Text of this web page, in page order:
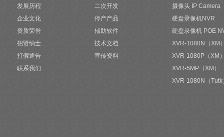
发展历程
企业文化
资质荣誉
招贤纳士
打假通告
联系我们
二次开发
停产产品
辅助软件
技术文档
宣传资料
摄像头 IP Camera
硬盘录像机NVR
硬盘录像机 POE
XVR-1080N（XM
XVR-1080P（XM
XVR-5MP（XM）
XVR-1080N（Tutk